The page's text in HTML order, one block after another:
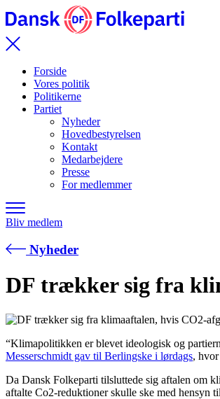
Forside
Vores politik
Politikerne
Partiet
Nyheder
Hovedbestyrelsen
Kontakt
Medarbejdere
Presse
For medlemmer
Bliv medlem
Nyheder
DF trækker sig fra
“Klimapolitikken er blevet ideologisk og
Messerschmidt gav til Berlingske i lørdags,
Da Dansk Folkeparti tilsluttede sig aftalen om
aftalte Co2-reduktioner skulle ske med hensyn